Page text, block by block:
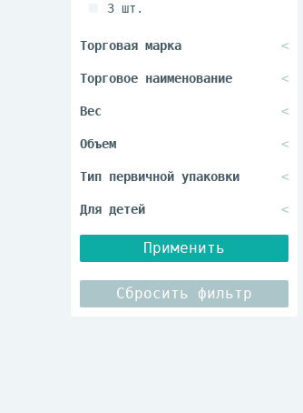
3 шт.
6 шт.
Применить
Сбросить фильтр